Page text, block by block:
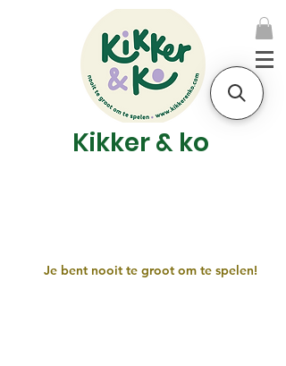
Kikker & ko
Je bent nooit te groot om te spelen!